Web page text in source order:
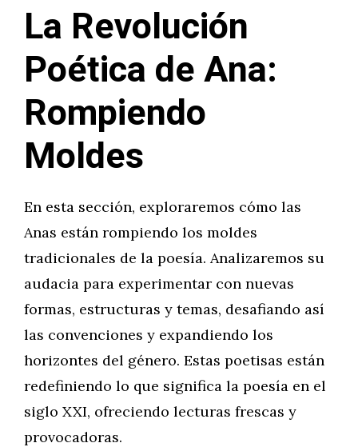
La Revolución
Poética de Ana:
Rompiendo
Moldes
En esta sección, exploraremos cómo las
Anas están rompiendo los moldes
tradicionales de la poesía. Analizaremos su
audacia para experimentar con nuevas
formas, estructuras y temas, desafiando así
las convenciones y expandiendo los
horizontes del género. Estas poetisas están
redefiniendo lo que significa la poesía en el
siglo XXI, ofreciendo lecturas frescas y
provocadoras.